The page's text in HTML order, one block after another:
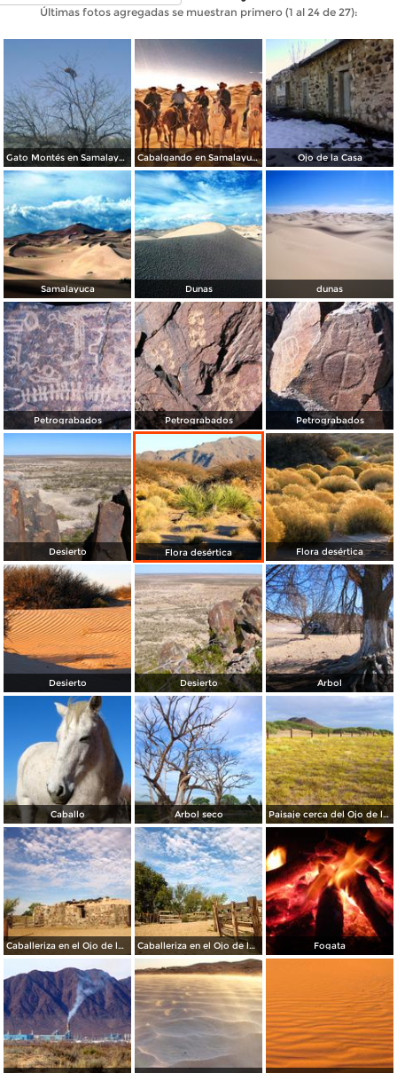
Últimas fotos agregadas se muestran primero (1 al 24 de 27):
Gato Montés en Samalayuca Cabalgando en Samalayuca Ojo de la Casa
Samalayuca Dunas dunas
Petrograbados Petrograbados Petrograbados
Desierto Flora desértica Flora desértica
Desierto Desierto Árbol
Caballo Árbol seco Paisaje cerca del Ojo de la Casa
Caballeriza en el Ojo de la Casa Caballeriza en el Ojo de la Casa Fogata